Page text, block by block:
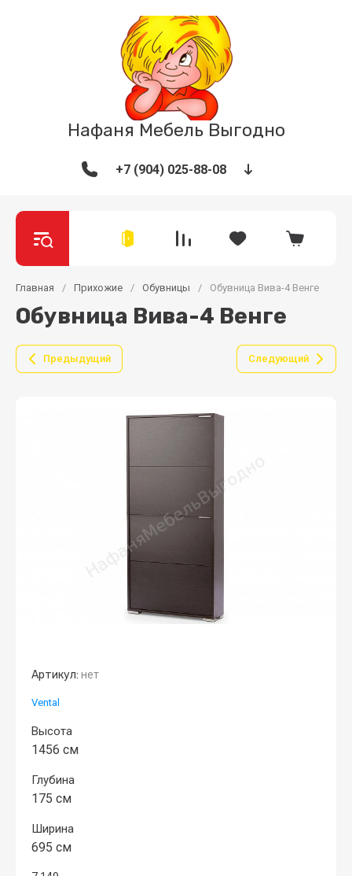
Нафаня Мебель Выгодно
+7 (904) 025-88-08
Главная / Прихожие / Обувницы / Обувница Вива-4 Венге
Обувница Вива-4 Венге
Предыдущий Следующий
Артикул: нет
Vental
Высота
1456 см
Глубина
175 см
Ширина
695 см